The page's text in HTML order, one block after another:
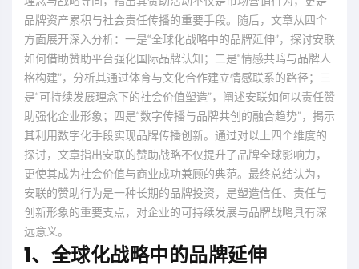
品牌资产累积与社会责任传播的重要手段。随后，文章从四个
方面展开深入分析：一是“全球化战略中的品牌延伸”，探讨安联
如何借助赞助平台强化国际品牌认知；二是“情感共鸣与品牌人
格构建”，分析其通过体育与文化合作建立情感联系的路径；三
是“可持续发展理念下的社会价值塑造”，阐述安联如何以责任赞
助强化企业形象；四是“数字传播与品牌共创的融合趋势”，揭示
其利用数字化手段实现品牌传播创新。通过对以上四个维度的
探讨，文章指出安联的赞助战略不仅提升了品牌全球影响力，
更使其成为社会价值与商业成功兼顾的典范。最终总结认为，
安联的赞助行为是一种长期的品牌投资，是塑造信任、责任与
创新形象的重要支点，对企业的可持续发展与品牌战略具有深
远意义。
1、全球化战略中的品牌延伸